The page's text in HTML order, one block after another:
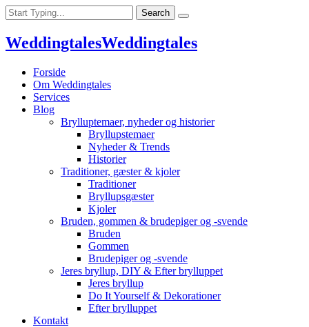
WeddingtalesWeddingtales
Forside
Om Weddingtales
Services
Blog
Brylluptemaer, nyheder og historier
Bryllupstemaer
Nyheder & Trends
Historier
Traditioner, gæster & kjoler
Traditioner
Bryllupsgæster
Kjoler
Bruden, gommen & brudepiger og -svende
Bruden
Gommen
Brudepiger og -svende
Jeres bryllup, DIY & Efter brylluppet
Jeres bryllup
Do It Yourself & Dekorationer
Efter brylluppet
Kontakt